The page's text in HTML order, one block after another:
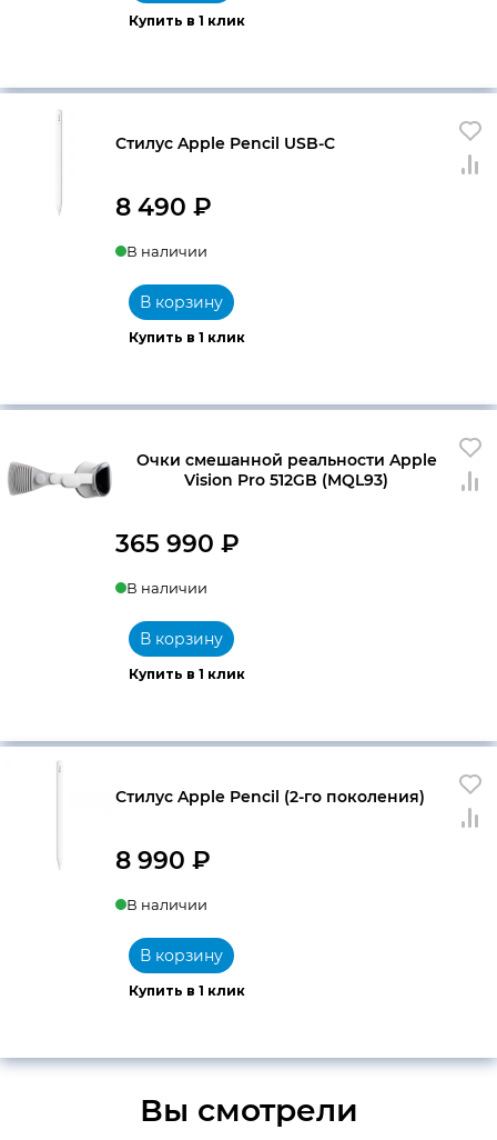
Купить в 1 клик
Стилус Apple Pencil USB-C
8 490 ₽
В наличии
Купить в 1 клик
В корзину
Очки смешанной реальности Apple
Vision Pro 512GB (MQL93)
365 990 ₽
В наличии
Купить в 1 клик
В корзину
Стилус Apple Pencil (2-го поколения)
8 990 ₽
В наличии
Купить в 1 клик
В корзину
Вы смотрели